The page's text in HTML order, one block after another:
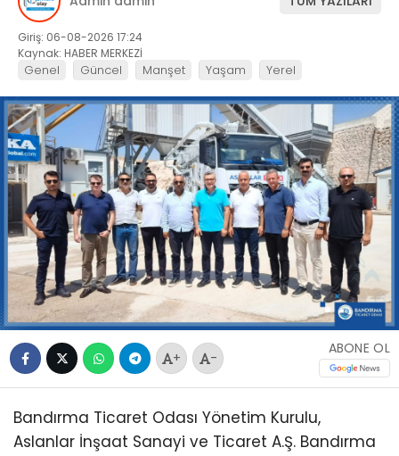
Giriş: 06-08-2026 17:24
Kaynak: HABER MERKEZİ
Genel Güncel Manşet Yaşam Yerel
+ -
ABONE OL
Bandırma Ticaret Odası Yönetim Kurulu,
Aslanlar İnşaat Sanayi ve Ticaret A.Ş. Bandırma